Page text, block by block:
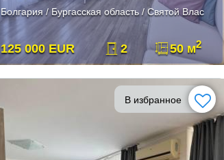
Болгария / Бургасская область / Святой Влас
125 000 EUR 2 50 м2
В избранное